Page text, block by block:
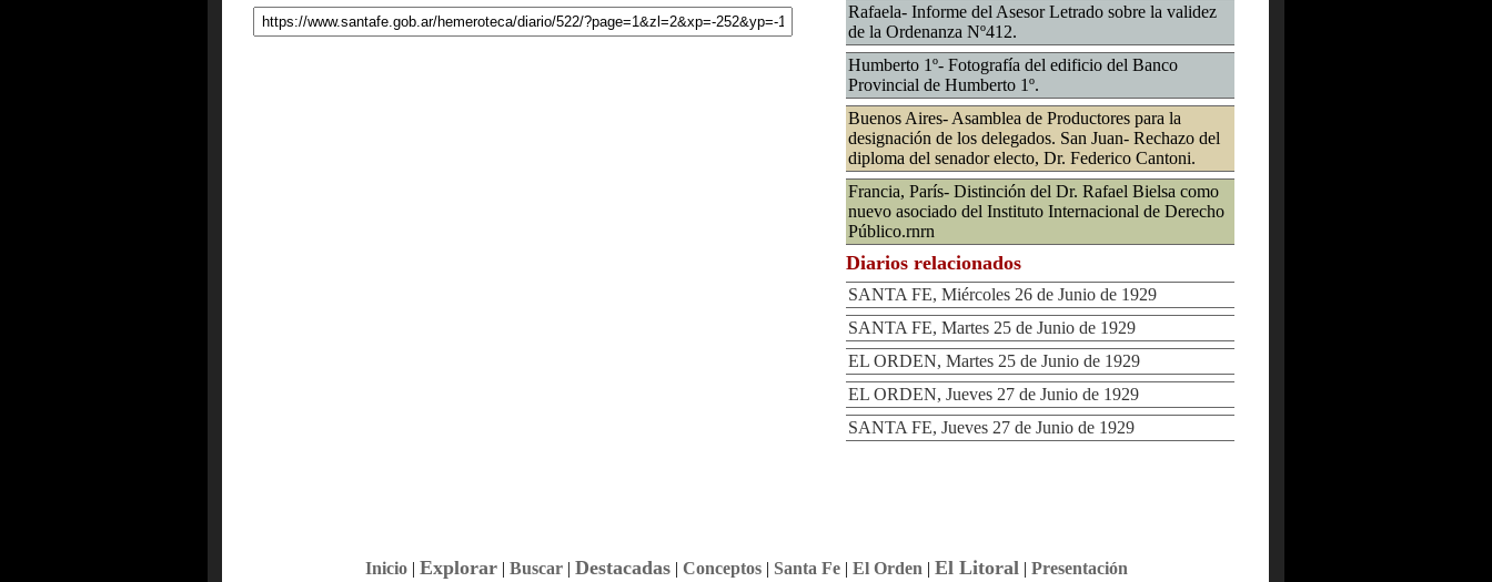
Rafaela- Informe del Asesor Letrado sobre la validez
de la Ordenanza Nº412.
Humberto 1º- Fotografía del edificio del Banco
Provincial de Humberto 1º.
Buenos Aires- Asamblea de Productores para la
designación de los delegados. San Juan- Rechazo del
diploma del senador electo, Dr. Federico Cantoni.
Francia, París- Distinción del Dr. Rafael Bielsa como
nuevo asociado del Instituto Internacional de Derecho
Público.rnrn
Diarios relacionados
SANTA FE, Miércoles 26 de Junio de 1929
SANTA FE, Martes 25 de Junio de 1929
EL ORDEN, Martes 25 de Junio de 1929
EL ORDEN, Jueves 27 de Junio de 1929
SANTA FE, Jueves 27 de Junio de 1929
Inicio| Explorar| Buscar| Destacadas| Conceptos| Santa Fe| El Orden | El Litoral | Presentación